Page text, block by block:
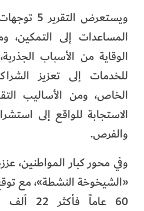
ويستعرض
المساعدات إلى التمكين،
الوقاية من الأسباب
للخدمات إلى تعزيز
الخاص، ومن الأساليب
الاستجابة للواقع إلى
والفرص.
وفي محور كبار المواطنين،
«الشيخوخة النشطة»، مع